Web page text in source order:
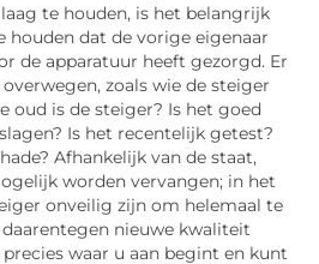
te houden, is het belangrijk
houden dat de vorige eigenaar
de apparatuur heeft gezorgd. Er
zoals wie de steiger
oud is de steiger? Is het goed
Is het recentelijk getest?
Afhankelijk van de staat,
worden vervangen; in het
onveilig zijn om helemaal te
nieuwe kwaliteit
waar u aan begint en kunt